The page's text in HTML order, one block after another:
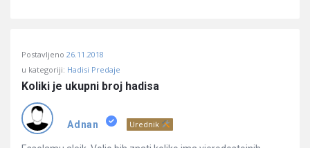
Postavljeno 26.11.2018
u kategoriji: Hadisi Predaje
Koliki je ukupni broj hadisa
Adnan Urednik